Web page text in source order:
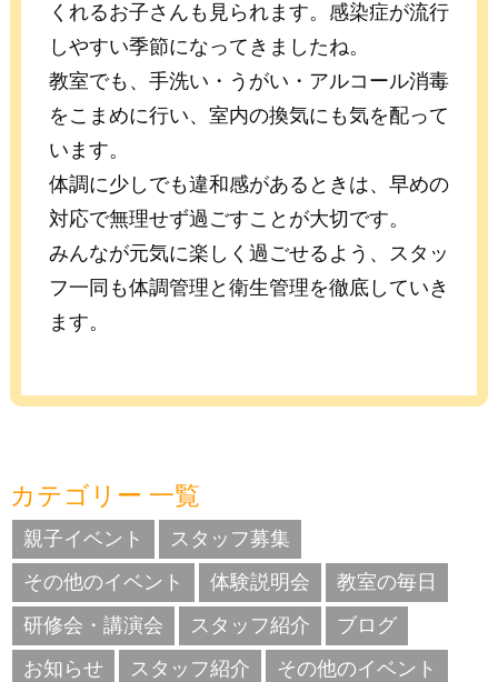
くれるお子さんも見られます。感染症が流行
しやすい季節になってきましたね。
教室でも、手洗い・うがい・アルコール消毒
をこまめに行い、室内の換気にも気を配って
います。
体調に少しでも違和感があるときは、早めの
対応で無理せず過ごすことが大切です。
みんなが元気に楽しく過ごせるよう、スタッ
フ一同も体調管理と衛生管理を徹底していき
ます。
カテゴリー 一覧
親子イベント
スタッフ募集
その他のイベント
体験説明会
教室の毎日
研修会・講演会
スタッフ紹介
ブログ
お知らせ
スタッフ紹介
その他のイベント